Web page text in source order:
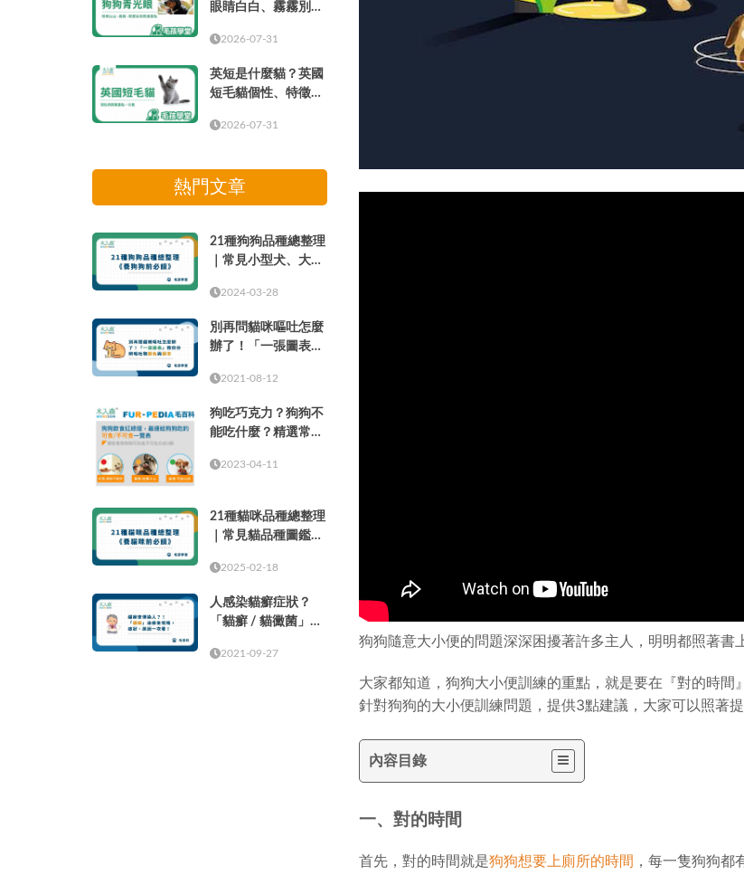
狗狗隨意大小便的問題深深困擾著許多主人，明明都照著書
大家都知道，狗狗大小便訓練的重點，就是要在『對的時
針對狗狗的大小便訓練問題，提供3點建議，大家可以照著
內容目錄
一、對的時間
首先，對的時間就是狗狗想要上廁所的時間 ，每一隻狗狗
眼睛白白、霧霧別只
2026-07-31
英短是什麼貓？英國
短毛貓個性、特徵、
點2026-07-31
熱門文章
21種狗狗品種總整理
｜常見小型犬、大型
2024-03-28
別再問貓咪嘔吐怎麼
辦了！「一張圖表」
與頻率
2021-08-12
狗吃巧克力？狗狗不
能吃什麼？精選常見
2023-04-11
21種貓咪品種總整理
｜常見貓品種圖鑑，
2025-02-18
人感染貓癬症狀？
「貓癬 / 貓黴菌」治
因一次看！
2021-09-27